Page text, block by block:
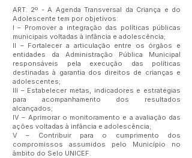
ART. 2º - A Agenda Transversal da Criança e do
Adolescente tem por objetivos:
I – Promover a integração das políticas públicas
municipais voltadas à infância e adolescência;
II – Fortalecer a articulação entre os órgãos e
entidades da Administração Pública Municipal
responsáveis pela execução das políticas
destinadas à garantia dos direitos de crianças e
adolescentes;
III – Estabelecer metas, indicadores e estratégias
para acompanhamento dos resultados
alcançados;
IV – Aprimorar o monitoramento e a avaliação das
ações voltadas à infância e adolescência;
V – Contribuir para o cumprimento dos
compromissos assumidos pelo Município no
âmbito do Selo UNICEF.